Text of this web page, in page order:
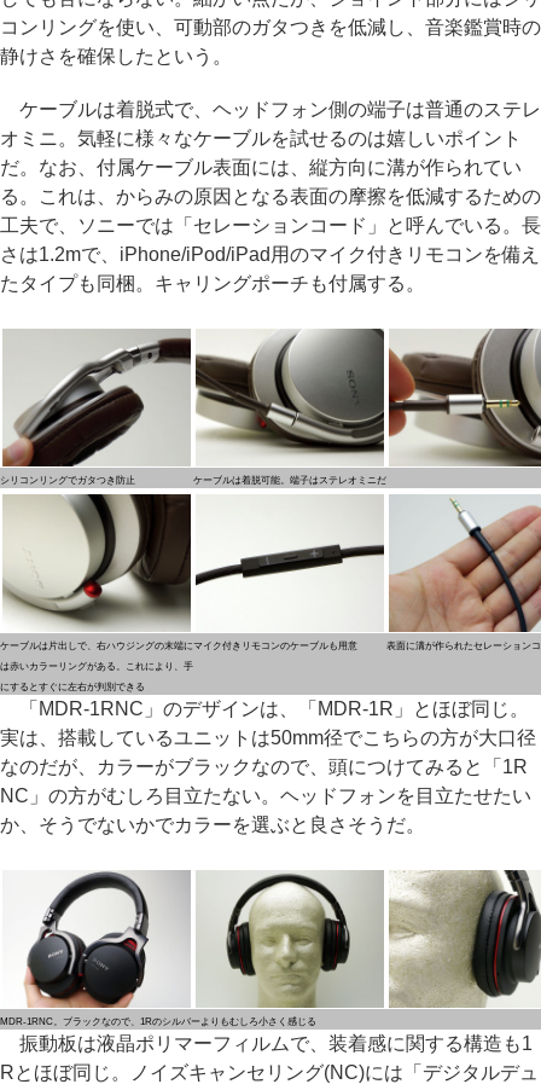
コンリングを使い、可動部のガタつきを低減し、音楽鑑賞時の
静けさを確保したという。
ケーブルは着脱式で、ヘッドフォン側の端子は普通のステレ
オミニ。気軽に様々なケーブルを試せるのは嬉しいポイント
だ。なお、付属ケーブル表面には、縦方向に溝が作られてい
る。これは、からみの原因となる表面の摩擦を低減するための
工夫で、ソニーでは「セレーションコード」と呼んでいる。長
さは1.2mで、iPhone/iPod/iPad用のマイク付きリモコンを備え
たタイプも同梱。キャリングポーチも付属する。
シリコンリングでガタつき防止 ケーブルは着脱可能。端子はステレオミニだ
ケーブルは片出しで、右ハウジングの末端に
は赤いカラーリングがある。これにより、手
にするとすぐに左右が判別できる
マイク付きリモコンのケーブルも用意 表面に溝が作られたセレーション
「MDR-1RNC」のデザインは、「MDR-1R」とほぼ同じ。
実は、搭載しているユニットは50mm径でこちらの方が大口径
なのだが、カラーがブラックなので、頭につけてみると「1R
NC」の方がむしろ目立たない。ヘッドフォンを目立たせたい
か、そうでないかでカラーを選ぶと良さそうだ。
MDR-1RNC。ブラックなので、1Rのシルバーよりもむしろ小さく感じる
振動板は液晶ポリマーフィルムで、装着感に関する構造も1
Rとほぼ同じ。ノイズキャンセリング(NC)には「デジタルデュ